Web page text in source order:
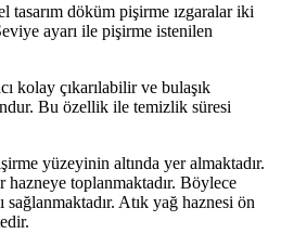
döküm pişirme ızgaralar iki
ayarı ile pişirme istenilen
kolay çıkarılabilir ve bulaşık
Bu özellik ile temizlik süresi
yüzeyinin altında yer almaktadır.
hazneye toplanmaktadır. Böylece
sağlanmaktadır. Atık yağ haznesi ön